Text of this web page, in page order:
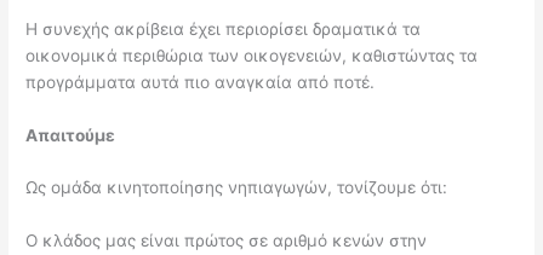
Η συνεχής ακρίβεια έχει περιορίσει δραματικά τα
οικονομικά περιθώρια των οικογενειών, καθιστώντας τα
προγράμματα αυτά πιο αναγκαία από ποτέ.
Απαιτούμε
Ως ομάδα κινητοποίησης νηπιαγωγών, τονίζουμε ότι:
Ο κλάδος μας είναι πρώτος σε αριθμό κενών στην